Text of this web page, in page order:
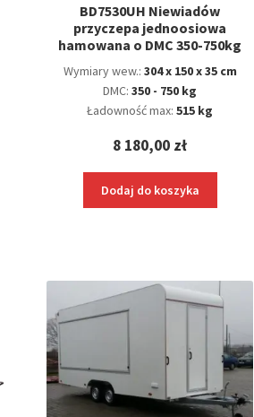
BD7530UH Niewiadów
przyczepa jednoosiowa
hamowana o DMC 350-750kg
Wymiary wew.: 304 x 150 x 35 cm
DMC:350 - 750 kg
Ładowność max:515 kg
8 180,00 zł
Dodaj do koszyka